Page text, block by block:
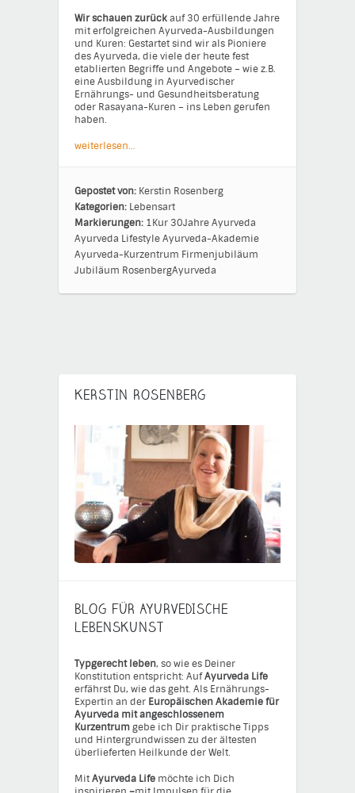
Wir schauen zurückauf 30 erfüllende Jahre
mit erfolgreichen Ayurveda-Ausbildungen
und Kuren: Gestartet sind wir als Pioniere
des Ayurveda, die viele der heute fest
etablierten Begriffe und Angebote – wie z.B.
eine Ausbildung in Ayurvedischer
Ernährungs- und Gesundheitsberatung
oder Rasayana-Kuren – ins Leben gerufen
haben.
weiterlesen…
Gepostet von: Kerstin Rosenberg
Kategorien: Lebensart
Markierungen: 1Kur 30JahreAyurveda
Ayurveda LifestyleAyurveda-Akademie
Ayurveda-Kurzentrum Firmenjubiläum
Jubiläum RosenbergAyurveda
KERSTIN ROSENBERG
BLOG FÜR AYURVEDISCHE
LEBENSKUNST
Typgerecht leben, so wie es Deiner
Konstitution entspricht: AufAyurveda Life
erfährst Du, wie das geht. Als Ernährungs-
Expertin an der Europäischen Akademie für
Ayurveda mit angeschlossenem
Kurzentrumgebe ich Dir praktische Tipps
und Hintergrundwissen zu der ältesten
überlieferten Heilkunde der Welt.
MitAyurveda Life möchte ich Dich